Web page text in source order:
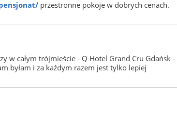
przestronne pokoje w dobrych cenach.
w całym trójmieście - Q Hotel Grand Cru Gdańsk -
byłam i za każdym razem jest tylko lepiej